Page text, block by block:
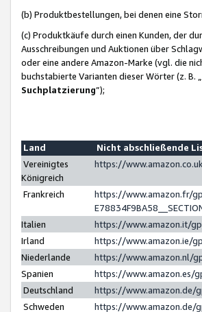
(b) Produktbestellungen, bei denen eine
(c) Produktkäufe durch einen Kunden, der
Ausschreibungen und Auktionen über
oder eine andere Amazon-Marke (vgl. die
buchstabierte Varianten dieser Wörter (z. B.
Suchplatzierung”);
Land
Nicht abschließende
Vereinigtes
Königreich
https://
Frankreich
https://www.amazon.fr/
Italien
https://www.amazon.it/
Irland
https://www.amazon.ie/
Niederlande
https://www.amazon.nl/
Spanien
https://www.amazon.es/
Deutschland
https://www.amazon.de/
Schweden
https://www.amazon.de/